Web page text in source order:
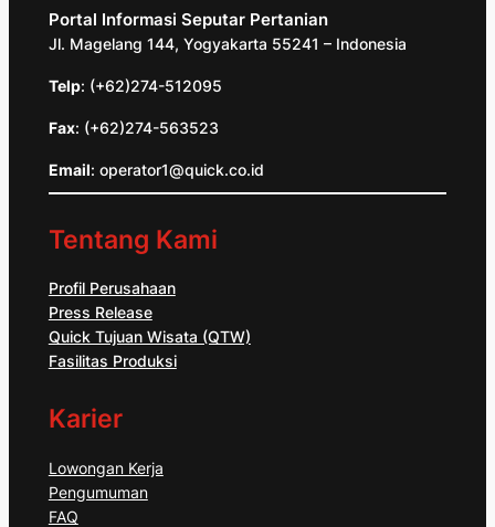
Portal Informasi Seputar Pertanian
Jl. Magelang 144, Yogyakarta 55241 – Indonesia
Telp: (+62)274-512095
Fax: (+62)274-563523
Email: operator1@quick.co.id
Tentang Kami
Profil Perusahaan
Press Release
Quick Tujuan Wisata (QTW)
Fasilitas Produksi
Karier
Lowongan Kerja
Pengumuman
FAQ